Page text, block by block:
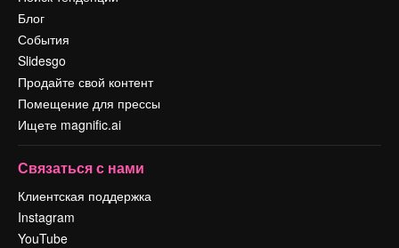
Блог
События
Slidesgo
Продайте свой контент
Помещение для прессы
Ищете magnific.ai
Связаться с нами
Клиентская поддержка
Instagram
YouTube